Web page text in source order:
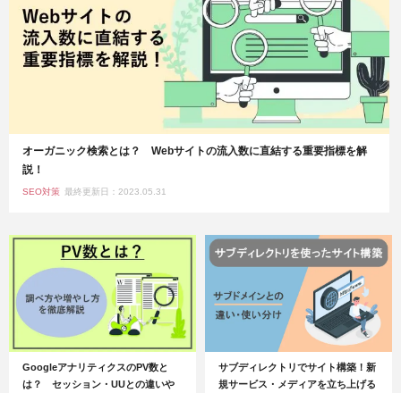
オーガニック検索とは？ Webサイトの流入数に直結する重要指標を解
説！
SEO対策 最終更新日：2023.05.31
GoogleアナリティクスのPV数と
は？ セッション・UUとの違いや
サブディレクトリでサイト構築！新
規サービス・メディアを立ち上げる